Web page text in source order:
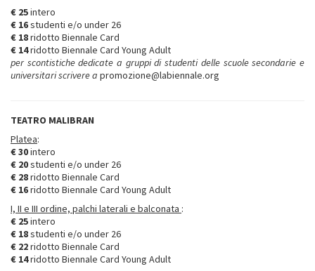
€ 25intero
€ 16studenti e/o under 26
€ 18ridotto Biennale Card
€ 14ridotto Biennale Card Young Adult
per scontistiche dedicate a gruppi di studenti delle scuole secondarie e
universitari scrivere a promozione@labiennale.org
TEATRO MALIBRAN
Platea:
€ 30intero
€ 20studenti e/o under 26
€ 28ridotto Biennale Card
€ 16ridotto Biennale Card Young Adult
I, II e III ordine, palchi laterali e balconata :
€ 25intero
€ 18studenti e/o under 26
€ 22ridotto Biennale Card
€ 14ridotto Biennale Card Young Adult